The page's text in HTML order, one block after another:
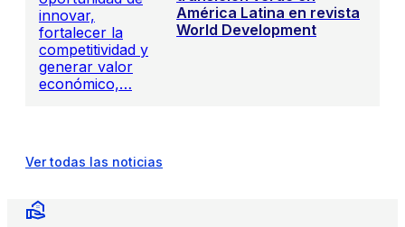
innovar,
fortalecer la
competitividad y
generar valor
económico,…
América Latina en revista
World Development
Ver todas las noticias